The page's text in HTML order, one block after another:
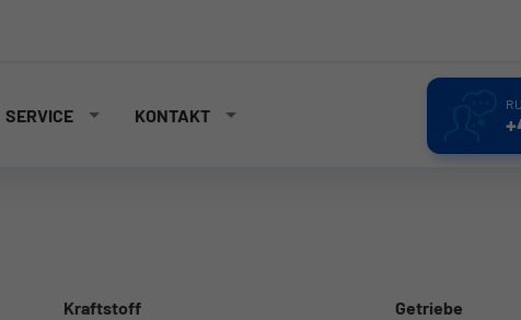
SERVICE KONTAKT
Kraftstoff Getriebe